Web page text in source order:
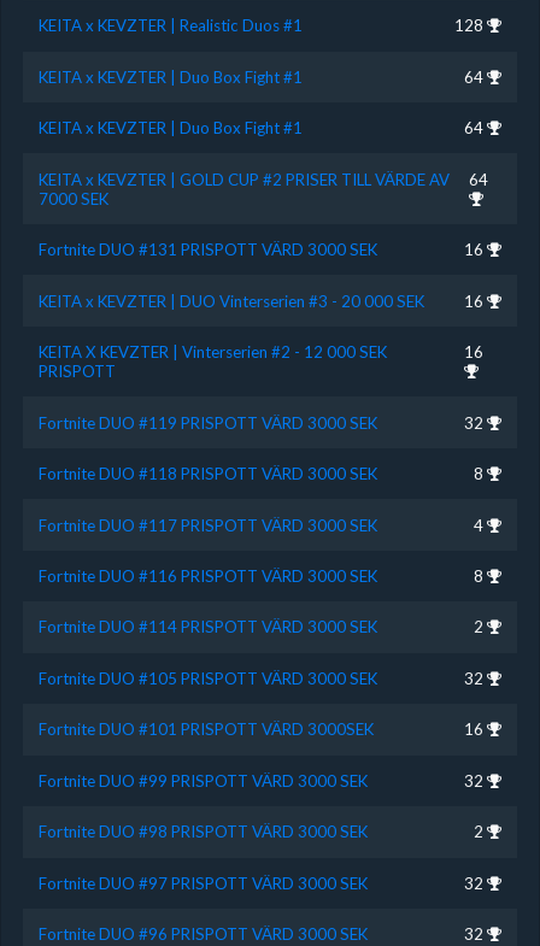
KEITA x KEVZTER | Realistic Duos #1 128
KEITA x KEVZTER | Duo Box Fight #1 64
KEITA x KEVZTER | Duo Box Fight #1 64
KEITA x KEVZTER | GOLD CUP #2 PRISER TILL VÄRDE AV
7000 SEK
64
Fortnite DUO #131 PRISPOTT VÄRD 3000 SEK 16
KEITA x KEVZTER | DUO Vinterserien #3 - 20 000 SEK 16
KEITA X KEVZTER | Vinterserien #2 - 12 000 SEK
PRISPOTT
16
Fortnite DUO #119 PRISPOTT VÄRD 3000 SEK 32
Fortnite DUO #118 PRISPOTT VÄRD 3000 SEK 8
Fortnite DUO #117 PRISPOTT VÄRD 3000 SEK 4
Fortnite DUO #116 PRISPOTT VÄRD 3000 SEK 8
Fortnite DUO #114 PRISPOTT VÄRD 3000 SEK 2
Fortnite DUO #105 PRISPOTT VÄRD 3000 SEK 32
Fortnite DUO #101 PRISPOTT VÄRD 3000SEK 16
Fortnite DUO #99 PRISPOTT VÄRD 3000 SEK 32
Fortnite DUO #98 PRISPOTT VÄRD 3000 SEK 2
Fortnite DUO #97 PRISPOTT VÄRD 3000 SEK 32
Fortnite DUO #96 PRISPOTT VÄRD 3000 SEK 32